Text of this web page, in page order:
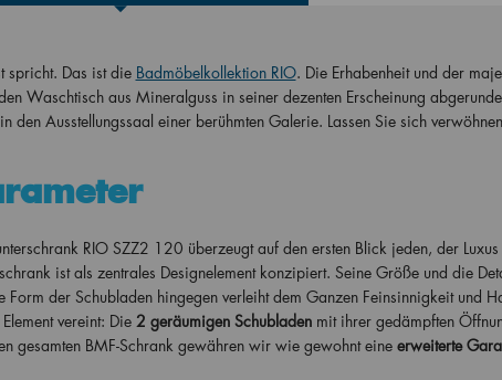
spricht. Das ist die Badmöbelkollektion RIO. Die Erhabenheit und der
Waschtisch aus Mineralguss in seiner dezenten Erscheinung
den Ausstellungssaal einer berühmten Galerie. Lassen Sie sich
RIO SZZ2 120 überzeugt auf den ersten Blick jeden, der
ist als zentrales Designelement konzipiert. Seine Größe und die
Form der Schubladen hingegen verleiht dem Ganzen Feinsinnigkeit und
vereint: Die 2 geräumigen Schubladen mit ihrer gedämpften
gesamten BMF-Schrank gewähren wir wie gewohnt eine erweiterte